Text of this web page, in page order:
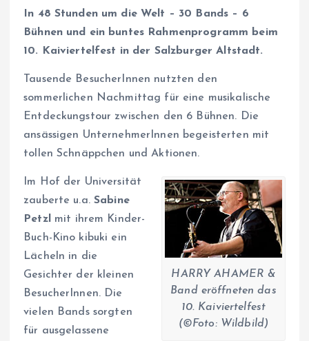
In 48 Stunden um die Welt – 30 Bands – 6
Bühnen und ein buntes Rahmenprogramm beim
10. Kaiviertelfest in der Salzburger Altstadt.
Tausende BesucherInnen nutzten den
sommerlichen Nachmittag für eine musikalische
Entdeckungstour zwischen den 6 Bühnen. Die
ansässigen UnternehmerInnen begeisterten mit
tollen Schnäppchen und Aktionen.
HARRY AHAMER &
Band eröffneten das
10. Kaiviertelfest
(©Foto: Wildbild)
Im Hof der Universität
zauberte u.a.Sabine
Petzl
mit ihrem Kinder-
Buch-Kino kibuki ein
Lächeln in die
Gesichter der kleinen
BesucherInnen. Die
vielen Bands sorgten
für ausgelassene